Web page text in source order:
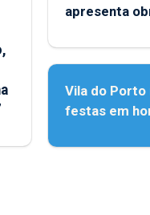
apresenta
Porto
Vila do
festas em
Assunção